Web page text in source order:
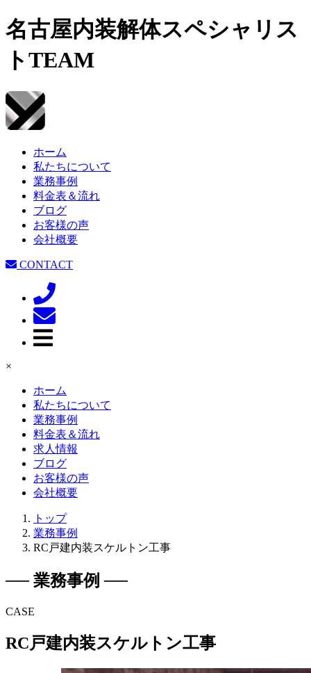
名古屋内装解体スペシャリス
トTEAM
ホーム
私たちについて
業務事例
料金表＆流れ
ブログ
お客様の声
会社概要
CONTACT
×
ホーム
私たちについて
業務事例
料金表＆流れ
求人情報
ブログ
お客様の声
会社概要
トップ
業務事例
RC戸建内装スケルトン工事
── 業務事例 ──
CASE
RC戸建内装スケルトン工事